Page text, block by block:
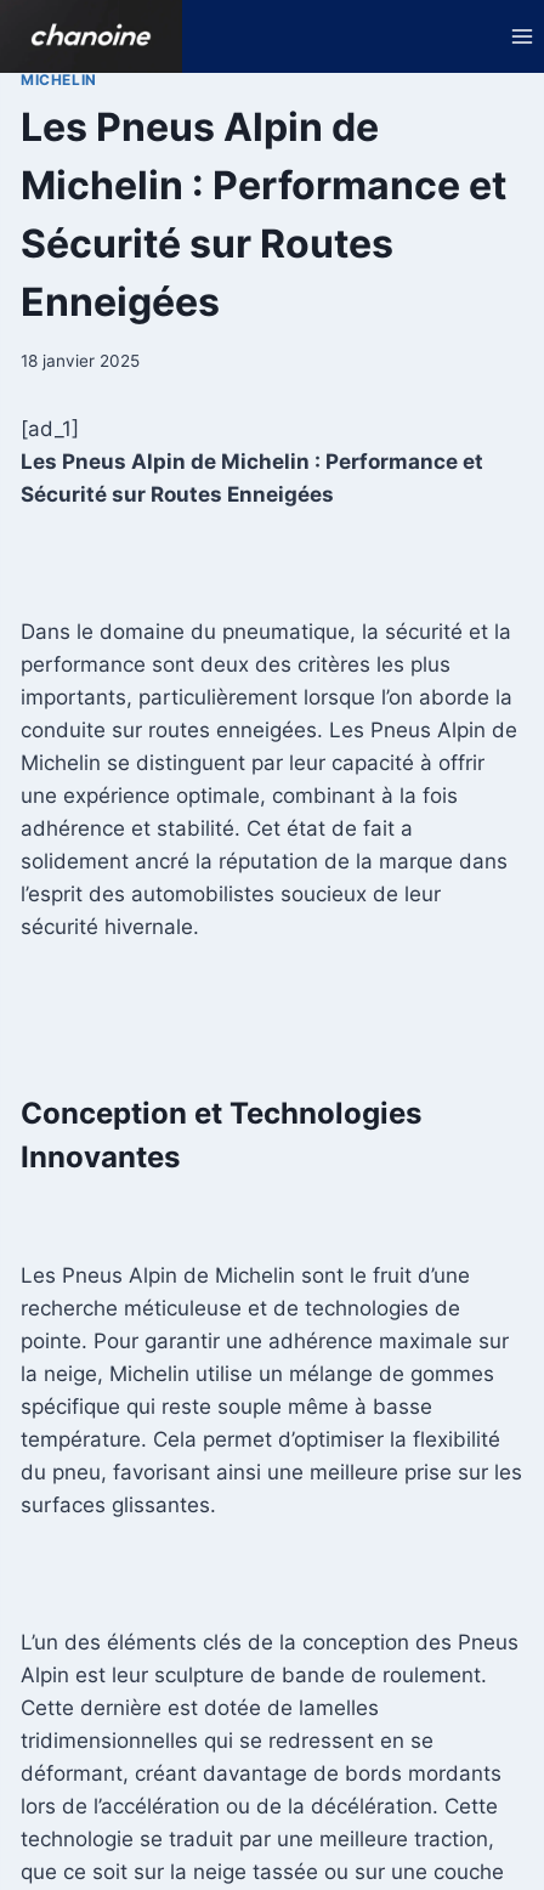
contenu
MICHELIN
Les Pneus Alpin de
Michelin : Performance et
Sécurité sur Routes
Enneigées
18 janvier 2025
[ad_1]
Les Pneus Alpin de Michelin : Performance et
Sécurité sur Routes Enneigées
Dans le domaine du pneumatique, la sécurité et la
performance sont deux des critères les plus
importants, particulièrement lorsque l’on aborde la
conduite sur routes enneigées. Les Pneus Alpin de
Michelin se distinguent par leur capacité à offrir
une expérience optimale, combinant à la fois
adhérence et stabilité. Cet état de fait a
solidement ancré la réputation de la marque dans
l’esprit des automobilistes soucieux de leur
sécurité hivernale.
Conception et Technologies
Innovantes
Les Pneus Alpin de Michelin sont le fruit d’une
recherche méticuleuse et de technologies de
pointe. Pour garantir une adhérence maximale sur
la neige, Michelin utilise un mélange de gommes
spécifique qui reste souple même à basse
température. Cela permet d’optimiser la flexibilité
du pneu, favorisant ainsi une meilleure prise sur les
surfaces glissantes.
L’un des éléments clés de la conception des Pneus
Alpin est leur sculpture de bande de roulement.
Cette dernière est dotée de lamelles
tridimensionnelles qui se redressent en se
déformant, créant davantage de bords mordants
lors de l’accélération ou de la décélération. Cette
technologie se traduit par une meilleure traction,
que ce soit sur la neige tassée ou sur une couche